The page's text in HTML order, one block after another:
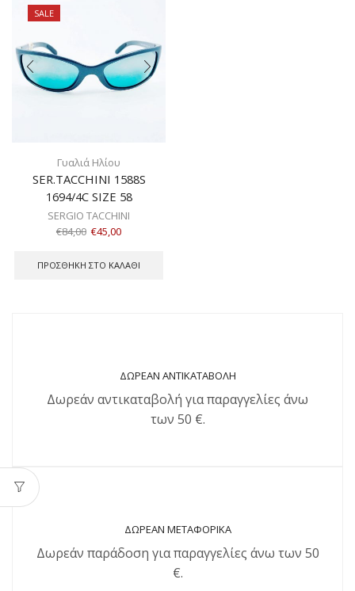
SALE
Γυαλιά Ηλίου
SER.TACCHINI 1588S
1694/4C SIZE 58
SERGIO TACCHINI
€84,00 €45,00
ΠΡΟΣΘΉΚΗ ΣΤΟ ΚΑΛΆΘΙ
ΔΩΡΕΑΝ ΑΝΤΙΚΑΤΑΒΟΛΗ
Δωρεάν αντικαταβολή για παραγγελίες άνω
των 50 €.
ΔΩΡΕΑΝ ΜΕΤΑΦΟΡΙΚΑ
Δωρεάν παράδοση για παραγγελίες άνω των 50
€.